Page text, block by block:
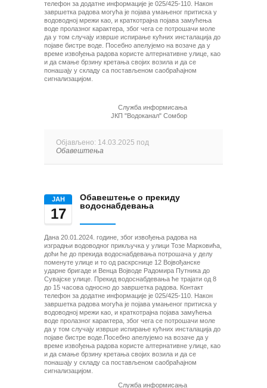
телефон за додатне информације је 025/425-110. Након
завршетка радова могућа је појава умањеног притиска у
водоводној мрежи као, и краткотрајна појава замућења
воде пролазног карактера, због чега се потрошачи моле
да у том случају изврше испирање кућних инсталација до
појаве бистре воде. Посебно апелујемо на возаче да у
време извођења радова користе алтернативне улице, као
и да смање брзину кретања својих возила и да се
понашају у складу са постављеном саобраћајном
сигнализацијом.
Служба информисања
ЈКП "Водоканал" Сомбор
Објављено: 14.03.2025 под
Обавештења
ЈАН
17
Обавештење о прекиду
водоснабдевања
Дана 20.01.2024. године, због извођења радова на
изградњи водоводног прикључка у улици Тозе Марковића,
доћи ће до прекида водоснабдевања потрошача у делу
поменуте улице и то од раскрснице 12 Војвођанске
ударне бригаде и Венца Војводе Радомира Путника до
Сувајске улице. Прекид водоснабдевања ће трајати од 8
до 15 часова односно до завршетка радова. Контакт
телефон за додатне информације је 025/425-110. Након
завршетка радова могућа је појава умањеног притиска у
водоводној мрежи као, и краткотрајна појава замућења
воде пролазног карактера, због чега се потрошачи моле
да у том случају изврше испирање кућних инсталација до
појаве бистре воде.Посебно апелујемо на возаче да у
време извођења радова користе алтернативне улице, као
и да смање брзину кретања својих возила и да се
понашају у складу са постављеном саобраћајном
сигнализацијом.
Служба информисања